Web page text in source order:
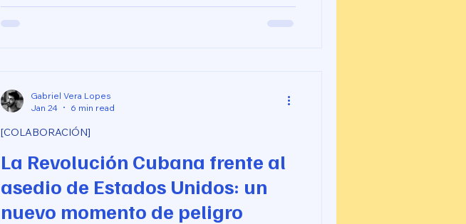
hechos horribles y aislados, sino el funcionamiento
sistemático de un régimen orientado a la dominación.
La Revolución Cubana frente al
asedio de Estados Unidos: un
nuevo momento de peligro
[COLABORACIÓN]
Gabriel Vera Lopes
Jan 24
6 min read